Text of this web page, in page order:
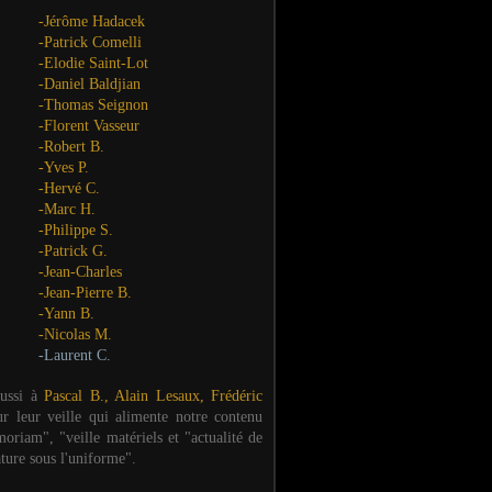
-Jérôme Hadacek
-Patrick Comelli
-Elodie Saint-Lot
-Daniel Baldjian
-Thomas Seignon
-Florent Vasseur
-Robert B.
-Yves P.
-Hervé C.
-Marc H.
-Philippe S.
-Patrick G.
-Jean-Charles
-Jean-Pierre B.
-Yann B.
-Nicolas M.
-Laurent C.
àPascal B., Alain Lesaux, Frédéric
leur veille qui alimente notre contenu
"veille matériels et "actualité de
sous l'uniforme".